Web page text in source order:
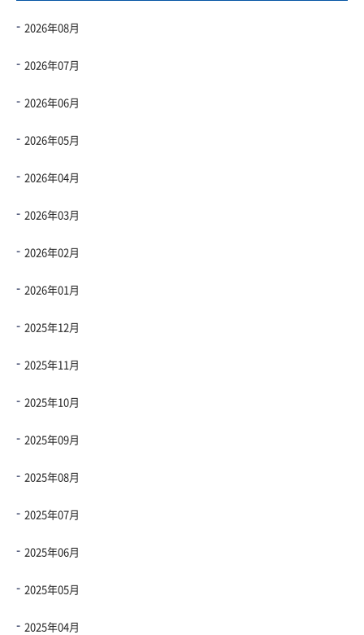
2026年08月
2026年07月
2026年06月
2026年05月
2026年04月
2026年03月
2026年02月
2026年01月
2025年12月
2025年11月
2025年10月
2025年09月
2025年08月
2025年07月
2025年06月
2025年05月
2025年04月